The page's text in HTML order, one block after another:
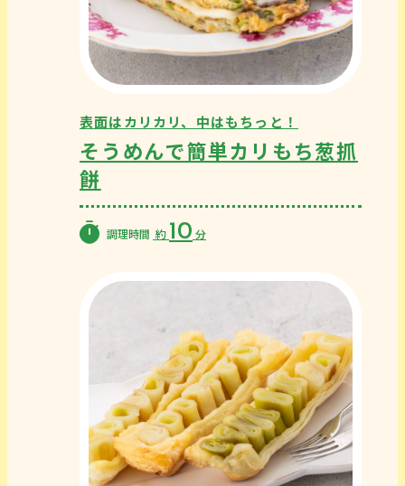
表面はカリカリ、中はもちっと！
そうめんで簡単カリもち葱抓
餅
調理時間 約 10 分